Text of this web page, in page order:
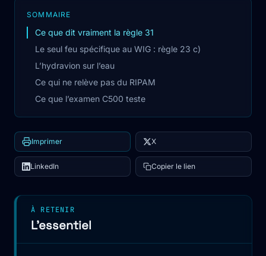
SOMMAIRE
Ce que dit vraiment la règle 31
Le seul feu spécifique au WIG : règle 23 c)
L’hydravion sur l’eau
Ce qui ne relève pas du RIPAM
Ce que l’examen C500 teste
Imprimer X
LinkedIn Copier le lien
À RETENIR
L'essentiel